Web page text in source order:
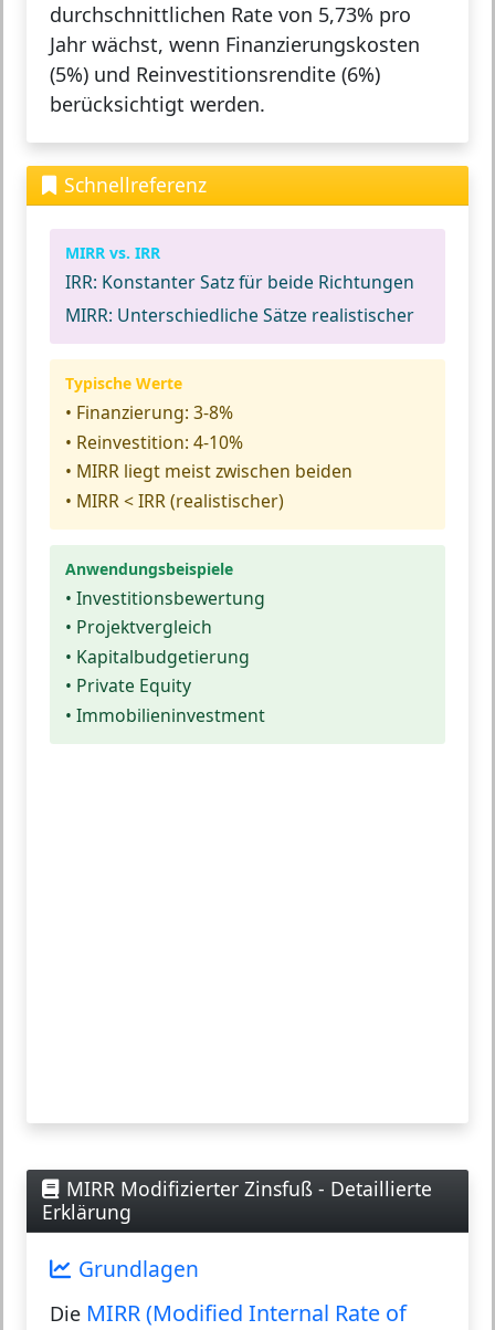
durchschnittlichen Rate von 5,73% pro
Jahr wächst, wenn Finanzierungskosten
(5%) und Reinvestitionsrendite (6%)
berücksichtigt werden.
Schnellreferenz
MIRR vs. IRR
IRR: Konstanter Satz für beide Richtungen
MIRR: Unterschiedliche Sätze realistischer
Typische Werte
• Finanzierung: 3-8%
• Reinvestition: 4-10%
• MIRR liegt meist zwischen beiden
• MIRR < IRR (realistischer)
Anwendungsbeispiele
• Investitionsbewertung
• Projektvergleich
• Kapitalbudgetierung
• Private Equity
• Immobilieninvestment
MIRR Modifizierter Zinsfuß - Detaillierte
Erklärung
Grundlagen
Die MIRR (Modified Internal Rate of